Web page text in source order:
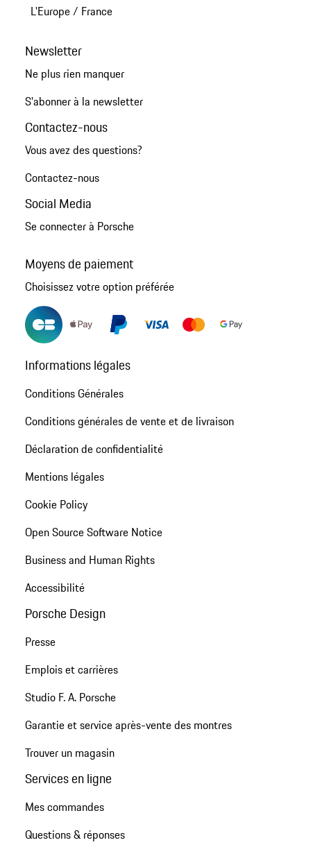
L'Europe/ France
Newsletter
Ne plus rien manquer
S'abonner à la newsletter
Contactez-nous
Vous avez des questions?
Contactez-nous
Social Media
Se connecter à Porsche
Moyens de paiement
Choisissez votre option préférée
Informations légales
Conditions Générales
Conditions générales de vente et de livraison
Déclaration de confidentialité
Mentions légales
Cookie Policy
Open Source Software Notice
Business and Human Rights
Accessibilité
Porsche Design
Presse
Emplois et carrières
Studio F. A. Porsche
Garantie et service après-vente des montres
Trouver un magasin
Services en ligne
Mes commandes
Questions & réponses